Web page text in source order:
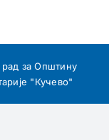
рад за Општину
"Кучево"